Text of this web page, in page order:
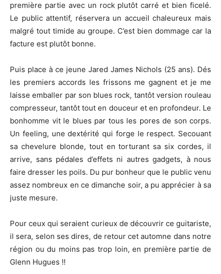
première partie avec un rock plutôt carré et bien ficelé.
Le public attentif, réservera un accueil chaleureux mais
malgré tout timide au groupe. C’est bien dommage car la
facture est plutôt bonne.
Puis place à ce jeune Jared James Nichols (25 ans). Dés
les premiers accords les frissons me gagnent et je me
laisse emballer par son blues rock, tantôt version rouleau
compresseur, tantôt tout en douceur et en profondeur. Le
bonhomme vit le blues par tous les pores de son corps.
Un feeling, une dextérité qui forge le respect. Secouant
sa chevelure blonde, tout en torturant sa six cordes, il
arrive, sans pédales d’effets ni autres gadgets, à nous
faire dresser les poils. Du pur bonheur que le public venu
assez nombreux en ce dimanche soir, a pu apprécier à sa
juste mesure.
Pour ceux qui seraient curieux de découvrir ce guitariste,
il sera, selon ses dires, de retour cet automne dans notre
région ou du moins pas trop loin, en première partie de
Glenn Hugues !!